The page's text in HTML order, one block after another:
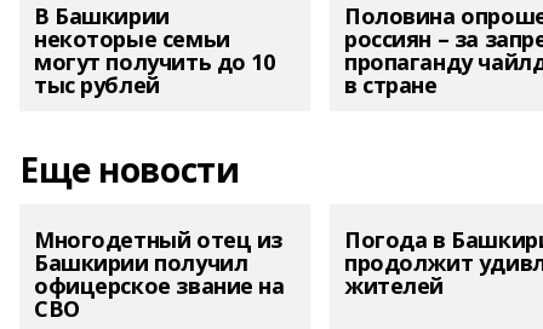
В Башкирии
некоторые семьи
могут получить до 10
тыс рублей
Половина
россиян – за
пропаганду
в стране
Еще новости
Многодетный отец из
Башкирии получил
офицерское звание на
СВО
Погода в
продолжит
жителей